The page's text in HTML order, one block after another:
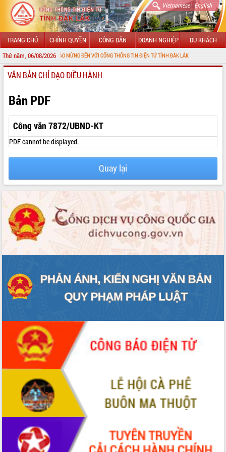
Vietnamese| English
TRANG CHỦ CHÍNH QUYỀN CÔNG DÂN DOANH NGHIỆP DU KHÁCH
Thứ năm, 06/08/2026
CHÀO MỪNG ĐẾN VỚI CỔNG THÔNG TIN ĐIỆN TỬ TỈNH ĐẮK LẮK
GIỚI THIỆU
LÃNH ĐẠO UBND TỈNH
TIN TỨC SỰ KIỆN
SỞ, BAN, NGÀNH
UBND CÁC XÃ, PHƯỜNG
THÔNG TIN CHỈ ĐẠO ĐIỀU HÀNH
VĂN BẢN HĐND TỈNH
ĐIỂM TIN VĂN BẢN
VĂN BẢN CHỈ ĐẠO ĐIỀU HÀNH
Bản PDF
Công văn 7872/UBND-KT
PDF cannot be displayed.
Quay lại